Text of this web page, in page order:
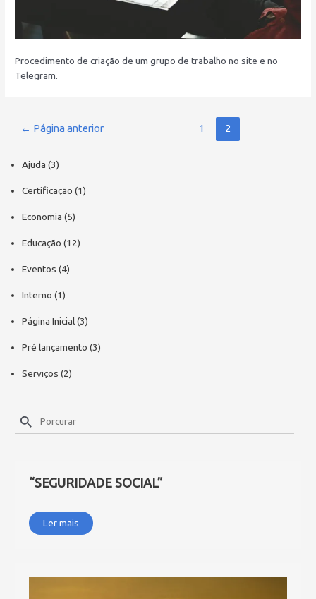
Procedimento de criação de um grupo de trabalho no site e no
Telegram.
Paginação
← Página anterior 1 2
Ajuda (3)
Certificação (1)
Economia (5)
Educação (12)
Eventos (4)
Interno (1)
Página Inicial(3)
Pré lançamento (3)
Serviços (2)
“SEGURIDADE SOCIAL”
Ler mais